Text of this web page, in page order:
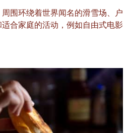
围环绕着世界闻名的滑雪场、户
合家庭的活动，例如自由式电影